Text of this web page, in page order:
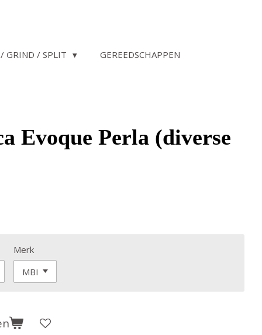
GRIND / SPLIT
GEREEDSCHAPPEN
Evoque Perla (diverse
Merk